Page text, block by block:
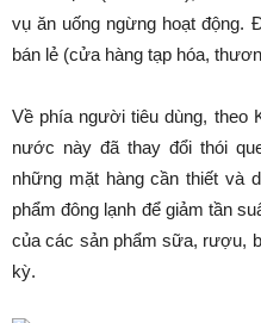
vụ ăn uống ngừng hoạt động.
bán lẻ (cửa hàng tạp hóa,
Về phía người tiêu dùng, theo
nước này đã thay đổi thói
những mặt hàng cần thiết và
phẩm đông lạnh để giảm tần
của các sản phẩm sữa, rượu,
kỳ.